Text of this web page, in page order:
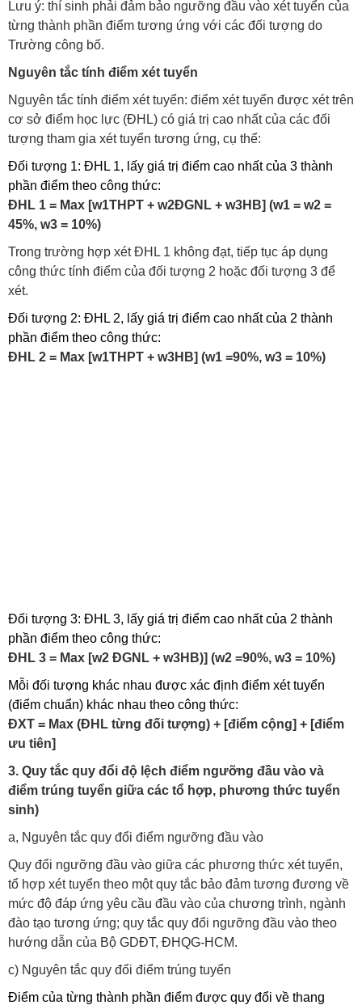
Lưu ý: thí sinh phải đảm bảo ngưỡng đầu vào xét tuyển của
từng thành phần điểm tương ứng với các đối tượng do
Trường công bố.
Nguyên tắc tính điểm xét tuyển
Nguyên tắc tính điểm xét tuyển: điểm xét tuyển được xét trên
cơ sở điểm học lực (ĐHL) có giá trị cao nhất của các đối
tượng tham gia xét tuyển tương ứng, cụ thể:
Đối tượng 1: ĐHL 1, lấy giá trị điểm cao nhất của 3 thành
phần điểm theo công thức:
ĐHL 1 = Max [w1THPT + w2ĐGNL + w3HB] (w1 = w2 =
45%, w3 = 10%)
Trong trường hợp xét ĐHL 1 không đạt, tiếp tục áp dụng
công thức tính điểm của đối tượng 2 hoặc đối tượng 3 để
xét.
Đối tượng 2: ĐHL 2, lấy giá trị điểm cao nhất của 2 thành
phần điểm theo công thức:
ĐHL 2 = Max [w1THPT + w3HB] (w1 =90%, w3 = 10%)
Đối tượng 3: ĐHL 3, lấy giá trị điểm cao nhất của 2 thành
phần điểm theo công thức:
ĐHL 3 = Max [w2 ĐGNL + w3HB)] (w2 =90%, w3 = 10%)
Mỗi đối tượng khác nhau được xác định điểm xét tuyển
(điểm chuẩn) khác nhau theo công thức:
ĐXT = Max (ĐHL từng đối tượng) + [điểm cộng] + [điểm
ưu tiên]
3. Quy tắc quy đổi độ lệch điểm ngưỡng đầu vào và
điểm trúng tuyển giữa các tổ hợp, phương thức tuyển
sinh)
a, Nguyên tắc quy đổi điểm ngưỡng đầu vào
Quy đổi ngưỡng đầu vào giữa các phương thức xét tuyển,
tổ hợp xét tuyển theo một quy tắc bảo đảm tương đương về
mức độ đáp ứng yêu cầu đầu vào của chương trình, ngành
đào tạo tương ứng; quy tắc quy đổi ngưỡng đầu vào theo
hướng dẫn của Bộ GDĐT, ĐHQG-HCM.
c) Nguyên tắc quy đổi điểm trúng tuyển
Điểm của từng thành phần điểm được quy đổi về thang